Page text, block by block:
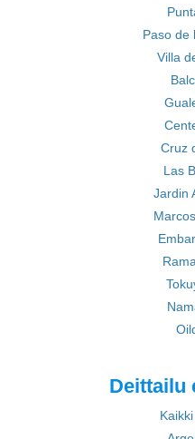
Paso de
Villa
Cruz
Las
Jardin
Deittailu